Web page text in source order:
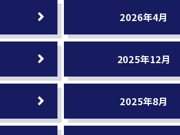
2026年4月
2025年12月
2025年8月